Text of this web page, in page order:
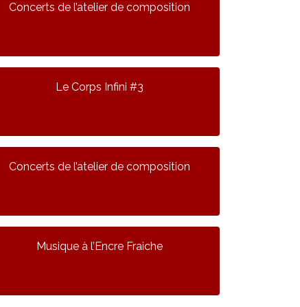
Concerts de l’atelier de composition
Le Corps Infini #3
Concerts de l’atelier de composition
Musique à l’Encre Fraiche